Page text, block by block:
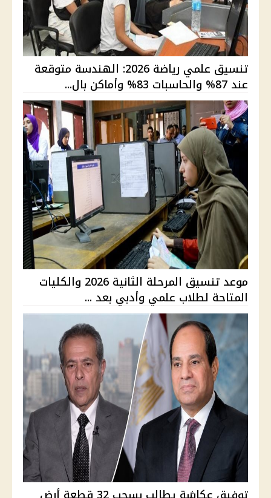
تنسيق علمي رياضة 2026: الهندسة متوقعة
عند 87% والحاسبات 83% وأماكن بال...
موعد تنسيق المرحلة الثانية 2026 والكليات
المتاحة لطلاب علمي وأدبي بعد ...